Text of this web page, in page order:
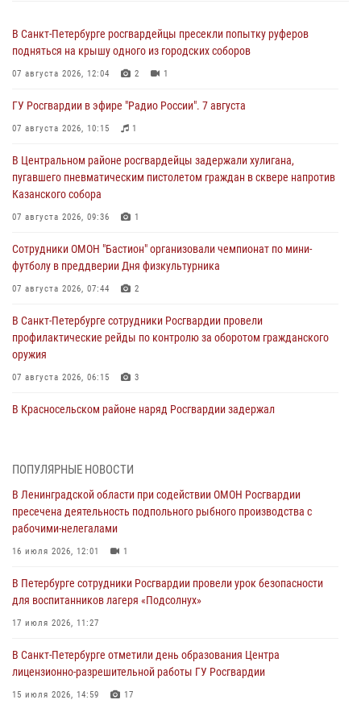
В Санкт-Петербурге росгвардейцы пресекли попытку руферов
подняться на крышу одного из городских соборов
07 августа 2026, 12:04 2 1
ГУ Росгвардии в эфире "Радио России". 7 августа
07 августа 2026, 10:15 1
В Центральном районе росгвардейцы задержали хулигана,
пугавшего пневматическим пистолетом граждан в сквере напротив
Казанского собора
07 августа 2026, 09:36 1
Сотрудники ОМОН "Бастион" организовали чемпионат по мини-
футболу в преддверии Дня физкультурника
07 августа 2026, 07:44 2
В Санкт-Петербурге сотрудники Росгвардии провели
профилактические рейды по контролю за оборотом гражданского
оружия
07 августа 2026, 06:15 3
В Красносельском районе наряд Росгвардии задержал
06 августа 2026, 13:39 1
В Центральном районе росгвардейцы оперативно задержали
хулигана, стрелявшего из пускового устройства рядом с жилыми
домами
06 августа 2026, 11:36
Сотрудники и военнослужащие Росгвардии обеспечили
правопорядок при проведении матча "Зенит" - "Балтика"
06 августа 2026, 07:30
В Выборгском районе наряд Росгвардии обнаружил
разыскиваемый преступный автотранспорт
05 августа 2026, 12:25 2
ПОПУЛЯРНЫЕ НОВОСТИ
В Ленинградской области при содействии ОМОН Росгвардии
пресечена деятельность подпольного рыбного производства с
рабочими-нелегалами
16 июля 2026, 12:01 1
В Петербурге сотрудники Росгвардии провели урок безопасности
для воспитанников лагеря «Подсолнух»
17 июля 2026, 11:27
В Санкт-Петербурге отметили день образования Центра
лицензионно-разрешительной работы ГУ Росгвардии
15 июля 2026, 14:59 17